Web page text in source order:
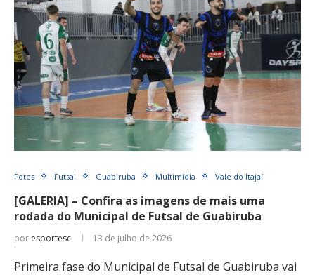
Fotos Futsal Guabiruba Multimídia Vale do Itajaí
[GALERIA] – Confira as imagens de mais uma
rodada do Municipal de Futsal de Guabiruba
por esportesc 13 de julho de 2026
Primeira fase do Municipal de Futsal de Guabiruba vai